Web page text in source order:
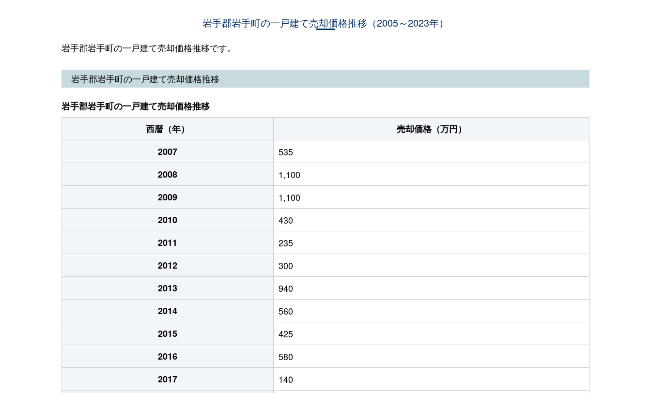
岩手郡岩手町の一戸建て売却価格推移（2005～2023年）
岩手郡岩手町の一戸建て売却価格推移です。
岩手郡岩手町の一戸建て売却価格推移
岩手郡岩手町の一戸建て売却価格推移
西暦（年）
売却価格（万円）
2007
535
2008
1,100
2009
1,100
2010
430
2011
235
2012
300
2013
940
2014
560
2015
425
2016
580
2017
140